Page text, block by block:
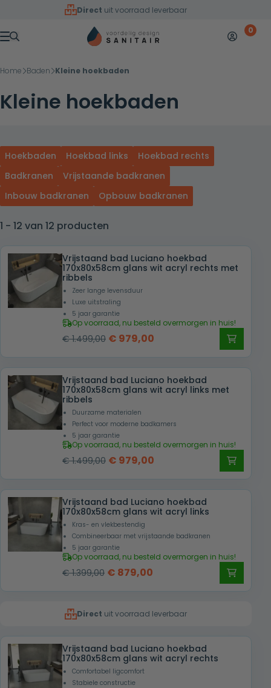
Overslaan naar inhoud
Direct uit voorraad leverbaar
Menu
Mijn 0
Home Baden Kleine hoekbaden
Kleine hoekbaden
Hoekbaden Hoekbad links
Hoekbad rechts
Badkranen
Vrijstaande badkranen
Inbouw badkranen
Opbouw badkranen
1 - 12 van 12 producten
Vrijstaand bad Luciano hoekbad
170x80x58cm glans wit acryl rechts met
ribbels
Zeer lange levensduur
Luxe uitstraling
5 jaar garantie
Op voorraad, nu besteld overmorgen in huis!
€1.499,00 Oorspronkelijke
was:
€ 1.499,00.
€ 979,00
is:
€ 979,00.
Vrijstaand bad Luciano hoekbad
170x80x58cm glans wit acryl links met
ribbels
Duurzame materialen
Perfect voor moderne badkamers
5 jaar garantie
Op voorraad, nu besteld overmorgen in huis!
€1.499,00 Oorspronkelijke
was:
€ 1.499,00.
€ 979,00
is:
€ 979,00.
Vrijstaand bad Luciano hoekbad
170x80x58cm glans wit acryl links
Kras- en vlekbestendig
Combineerbaar met vrijstaande badkranen
5 jaar garantie
Op voorraad, nu besteld overmorgen in huis!
€1.399,00 Oorspronkelijke
€ 1.399,00.
€ 879,00
€ 879,00.
Direct uit voorraad leverbaar
Vrijstaand bad Luciano hoekbad
170x80x58cm glans wit acryl rechts
Comfortabel ligcomfort
Stabiele constructie